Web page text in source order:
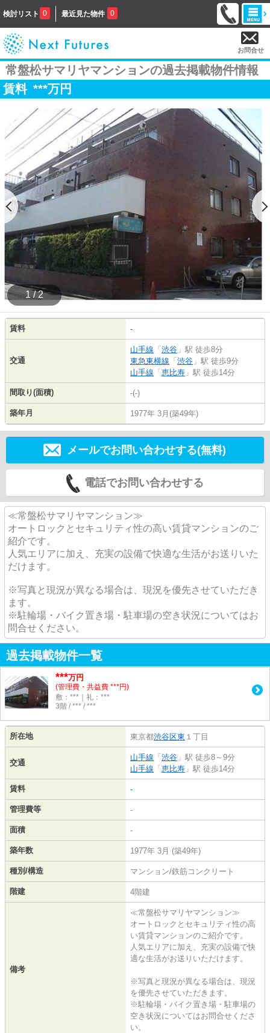
検討リスト 0 最近見た物件 0
お問合せ
常盤松サマリヤマンションの過去掲載物件情報
賃料 ***万円
1 / 2
賃料 -
交通
山手線 「 渋谷 」駅 徒歩8分
東急東横線 「 渋谷 」駅 徒歩9分
山手線 「 恵比寿 」駅 徒歩14分
間取り(面積) -(-)
築年月 1977年 3月(築49年)
メールでお問い合わせする(無料)
電話でお問い合わせする
≪常盤松サマリヤマンション≫
オートロックとセキュリティ性の高い賃貸マンションのご
紹介です。
人気エリアに加え、充実の設備で快適な生活がお送りいた
だけます。
※写真と現況が異なる場合は、現況を優先させていただき
ます。
※駐輪場・バイク置き場・駐車場の空き状況についてはお
問合せください。
過去掲載物件一覧
***万円
(管理費・共益費 ***円)
敷：***｜礼：***
3階 / *** / ***
所在地 東京都渋谷区東 １丁目
交通
山手線 「 渋谷 」駅 徒歩8～9分
山手線 「 恵比寿 」駅 徒歩14分
賃料 -
管理費等 -
面積 -
築年数 1977年 3月 (築49年)
種別/構造 マンション/鉄筋コンクリート
階建 4階建
備考
≪常盤松サマリヤマンション≫
オートロックとセキュリティ性の高
い賃貸マンションのご紹介です。
人気エリアに加え、充実の設備で快
適な生活がお送りいただけます。
※写真と現況が異なる場合は、現況
を優先させていただきます。
※駐輪場・バイク置き場・駐車場の
空き状況についてはお問合せくださ
い。